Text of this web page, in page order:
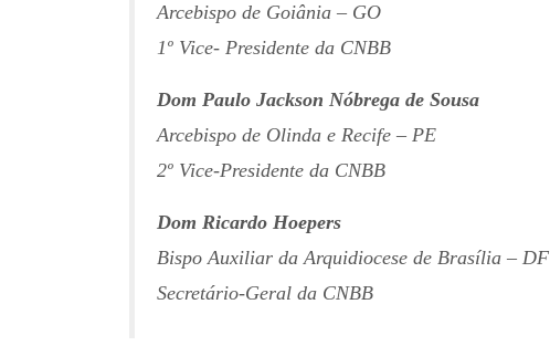
Arcebispo de Goiânia – GO
1º Vice- Presidente da CNBB
Dom Paulo Jackson Nóbrega de Sousa
Arcebispo de Olinda e Recife – PE
2º Vice-Presidente da CNBB
Dom Ricardo Hoepers
Bispo Auxiliar da Arquidiocese de Brasília – DF
Secretário-Geral da CNBB